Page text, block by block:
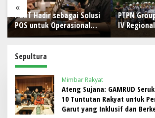
«
POST Hadir sebagai Solusi
POS untuk Operasional
Restoran
PTPN
IV
Sepultura
Mimbar Rakyat
Ateng Sujana: GAMRUD
10 Tuntutan Rakyat untuk
Garut yang Inklusif dan